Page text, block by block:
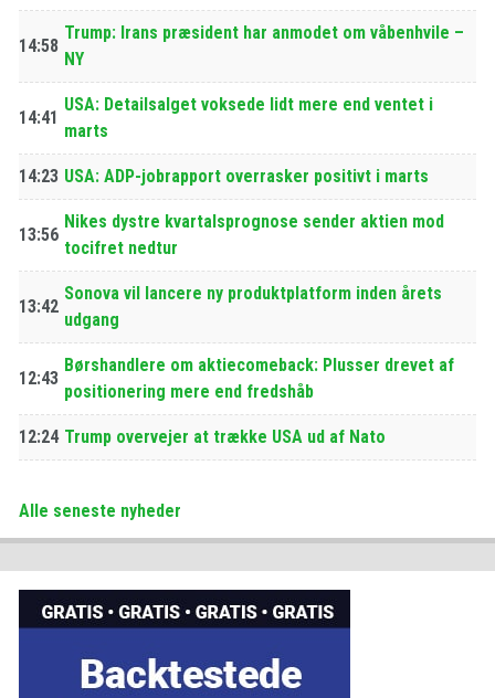
14:58
Trump: Irans præsident har anmodet om våbenhvile –
NY
14:41
USA: Detailsalget voksede lidt mere end ventet i
marts
14:23 USA: ADP-jobrapport overrasker positivt i marts
13:56
Nikes dystre kvartalsprognose sender aktien mod
tocifret nedtur
13:42
Sonova vil lancere ny produktplatform inden årets
udgang
12:43
Børshandlere om aktiecomeback: Plusser drevet af
positionering mere end fredshåb
12:24 Trump overvejer at trække USA ud af Nato
Alle seneste nyheder